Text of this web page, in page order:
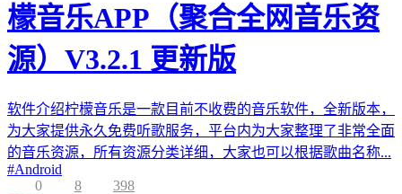
檬音乐APP（聚合全网音乐资
源）V3.2.1 更新版
软件介绍柠檬音乐是一款目前不收费的音乐软件，全新版本，
为大家提供永久免费听歌服务，平台内为大家整理了非常全面
的音乐资源，所有资源分类详细，大家也可以根据歌曲名称...
#Android
0
8 398